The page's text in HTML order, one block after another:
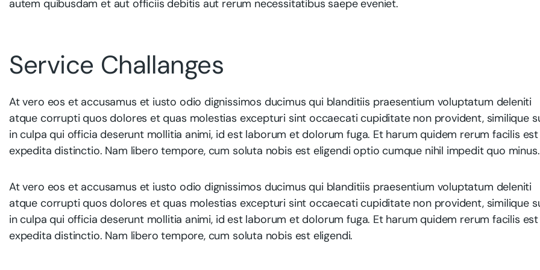
autem quibusdam et aut officiis debitis aut rerum necessitatibus saepe eveniet.
Service Challanges
At vero eos et accusamus et iusto odio dignissimos ducimus qui blanditiis praesentium voluptatum deleniti
atque corrupti quos dolores et quas molestias excepturi sint occaecati cupiditate non provident, similique
in culpa qui officia deserunt mollitia animi, id est laborum et dolorum fuga. Et harum quidem rerum facilis
expedita distinctio. Nam libero tempore, cum soluta nobis est eligendi optio cumque nihil impedit quo minus.
At vero eos et accusamus et iusto odio dignissimos ducimus qui blanditiis praesentium voluptatum deleniti
atque corrupti quos dolores et quas molestias excepturi sint occaecati cupiditate non provident, similique
in culpa qui officia deserunt mollitia animi, id est laborum et dolorum fuga. Et harum quidem rerum facilis
expedita distinctio. Nam libero tempore, cum soluta nobis est eligendi.